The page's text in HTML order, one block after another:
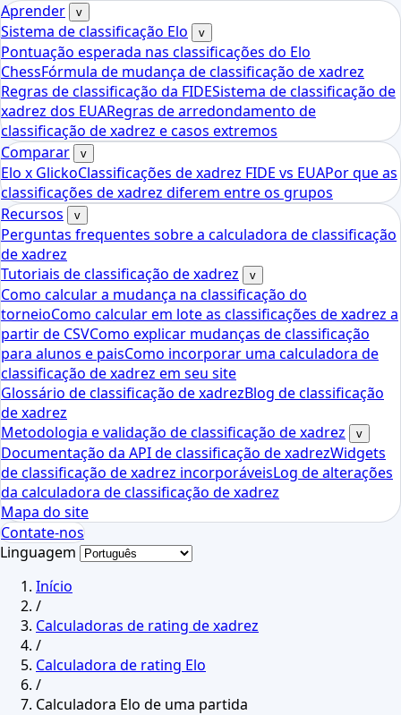
Aprender
v
Sistema de classificação Elo v
Pontuação esperada nas classificações do Elo
ChessFórmula de mudança de classificação de xadrez
Regras de classificação da FIDESistema de classificação de
xadrez dos EUARegras de arredondamento de
classificação de xadrez e casos extremos
Comparar
v
Elo x GlickoClassificações de xadrez FIDE vs EUAPor que as
classificações de xadrez diferem entre os grupos
Recursos
v
Perguntas frequentes sobre a calculadora de classificação
de xadrez
Tutoriais de classificação de xadrez
v
Como calcular a mudança na classificação do
torneioComo calcular em lote as classificações de xadrez a
partir de CSVComo explicar mudanças de classificação
para alunos e paisComo incorporar uma calculadora de
classificação de xadrez em seu site
Glossário de classificação de xadrezBlog de classificação
de xadrez
Metodologia e validação de classificação de xadrez
v
Documentação da API de classificação de xadrezWidgets
de classificação de xadrez incorporáveisLog de alterações
da calculadora de classificação de xadrez
Mapa do site
Contate-nos
Linguagem
Início
/
Calculadoras de rating de xadrez
/
Calculadora de rating Elo
/
Calculadora Elo de uma partida